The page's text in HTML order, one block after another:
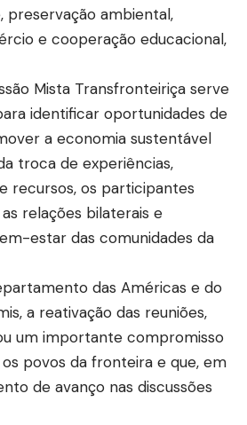
preservação ambiental,
e cooperação educacional,
Mista Transfronteiriça serve
identificar oportunidades de
a economia sustentável
troca de experiências,
recursos, os participantes
relações bilaterais e
estar das comunidades da
das Américas e do
a reativação das reuniões,
um importante compromisso
povos da fronteira e que, em
de avanço nas discussões